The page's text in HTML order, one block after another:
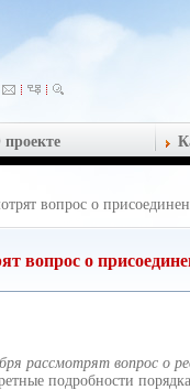
вопрос о
о
рассмотрят вопрос о
подробности